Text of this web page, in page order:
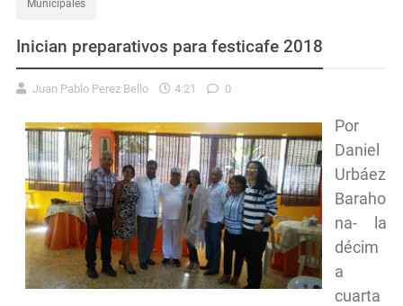
Municipales
Inician preparativos para festicafe 2018
Juan Pablo Perez Bello 4:21 0
Por
Daniel
Urbáez
Baraho
na- la
décim
a
cuarta